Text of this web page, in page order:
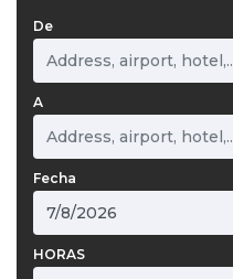
De
A
Fecha
HORAS